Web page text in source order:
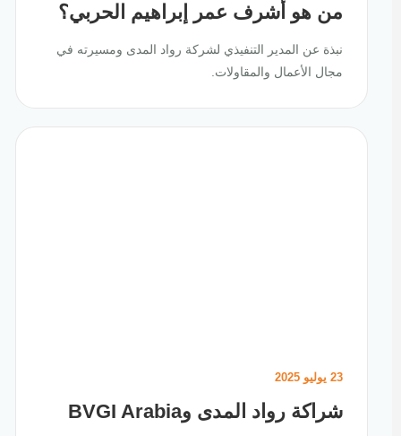
من هو أشرف عمر إبراهيم الحربي؟
نبذة عن المدير التنفيذي لشركة رواد المدى ومسيرته في
مجال الأعمال والمقاولات.
23 يوليو 2025
شراكة رواد المدى وBVGI Arabia